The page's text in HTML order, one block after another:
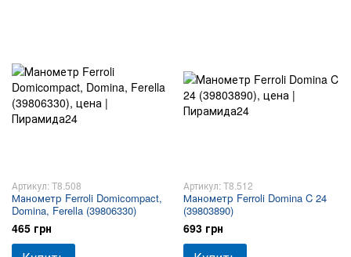
Артикул: T8.508
Манометр Ferroli Domicompact,
Domina, Ferella (39806330)
465 грн
Артикул: T8.512
Манометр Ferroli Domina C 24
(39803890)
693 грн